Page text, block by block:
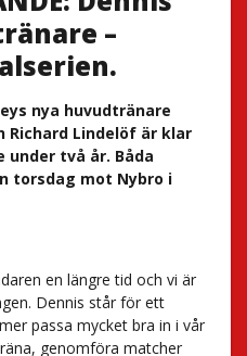
–
nya huvudtränare
Richard Lindelöf är klar
under två år. Båda
torsdag mot Nybro i
en längre tid och vi är
Dennis står för ett
passa mycket bra in i vår
genomföra matcher